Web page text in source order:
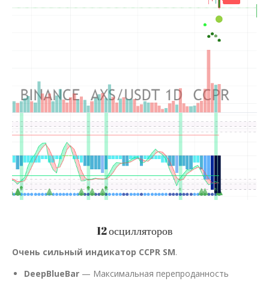
12 осцилляторов
Очень сильный индикатор CCPR SM.
DeepBlueBar — Максимальная перепроданность